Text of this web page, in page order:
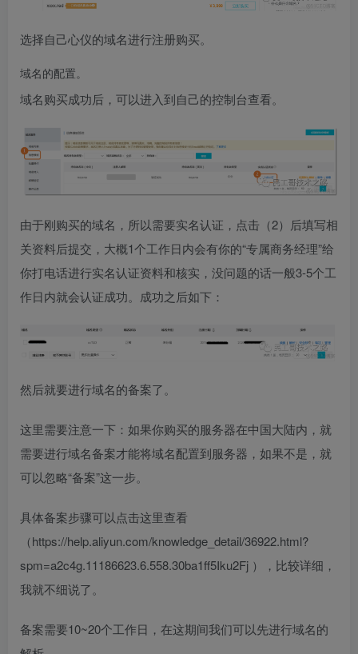
选择自己心仪的域名进行注册购买。
域名的配置。
域名购买成功后，可以进入到自己的控制台查看。
由于刚购买的域名，所以需要实名认证，点击（2）后填写相
关资料后提交，大概1个工作日内会有你的“专属商务经理”给
你打电话进行实名认证资料和核实，没问题的话一般3-5个工
作日内就会认证成功。成功之后如下：
然后就要进行域名的备案了。
这里需要注意一下：如果你购买的服务器在中国大陆内，就
需要进行域名备案才能将域名配置到服务器，如果不是，就
可以忽略“备案”这一步。
具体备案步骤可以点击这里查看
（https://help.aliyun.com/knowledge_detail/36922.html?
spm=a2c4g.11186623.6.558.30ba1ff5Iku2Fj ），比较详细，
我就不细说了。
备案需要10~20个工作日，在这期间我们可以先进行域名的